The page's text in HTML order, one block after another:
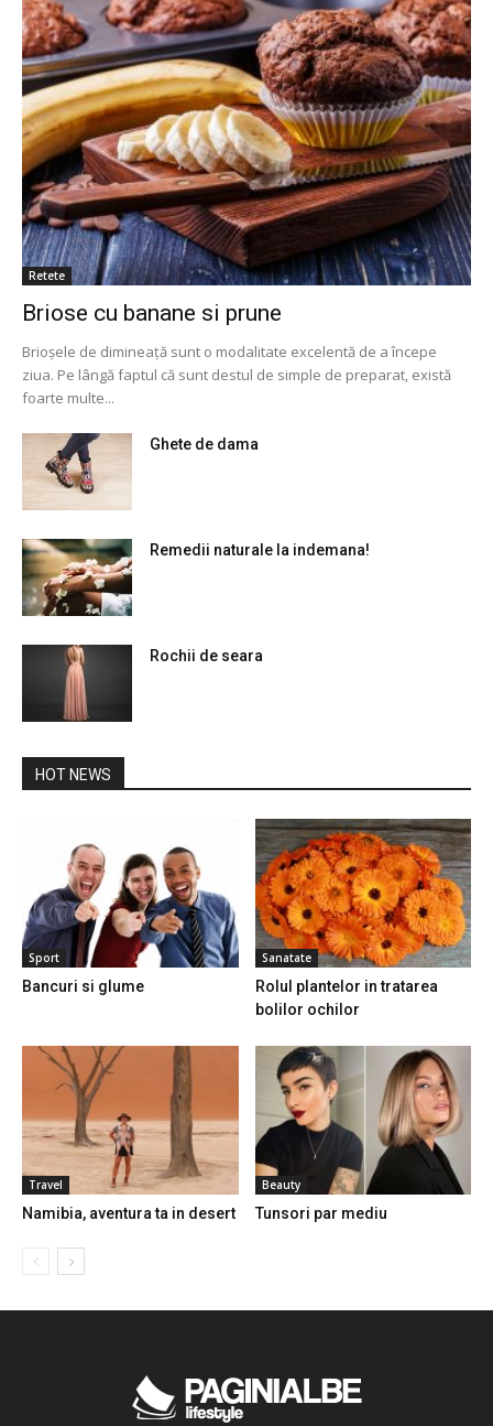
Retete
Briose cu banane si prune
Brioșele de dimineață sunt o modalitate excelentă de a începe
ziua. Pe lângă faptul că sunt destul de simple de preparat, există
foarte multe...
Ghete de dama
Remedii naturale la indemana!
Rochii de seara
HOT NEWS
Sport
Bancuri si glume
Sanatate
Rolul plantelor in tratarea
bolilor ochilor
Travel
Namibia, aventura ta in desert
Beauty
Tunsori par mediu